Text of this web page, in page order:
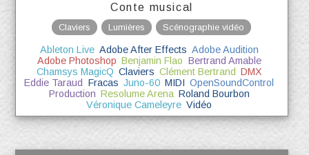
Conte musical
Claviers Lumières Scénographie vidéo
Ableton Live Adobe After Effects Adobe Audition
Adobe Photoshop Benjamin Flao Bertrand Amable
Chamsys MagicQ Claviers Clément Bertrand DMX
Eddie Taraud
Fracas Juno-60 MIDI OpenSoundControl
Production Resolume Arena Roland Bourbon
Véronique Cameleyre Vidéo